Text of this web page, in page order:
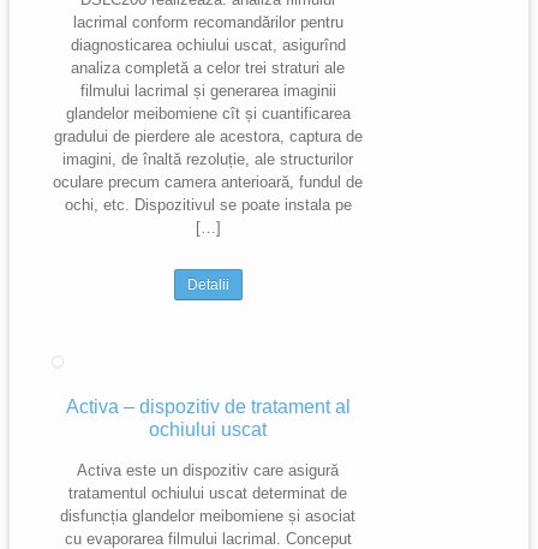
lacrimal conform recomandărilor pentru
diagnosticarea ochiului uscat, asigurînd
analiza completă a celor trei straturi ale
filmului lacrimal și generarea imaginii
glandelor meibomiene cît și cuantificarea
gradului de pierdere ale acestora, captura de
imagini, de înaltă rezoluție, ale structurilor
oculare precum camera anterioară, fundul de
ochi, etc. Dispozitivul se poate instala pe
[…]
Detalii
Activa – dispozitiv de tratament al
ochiului uscat
Activa este un dispozitiv care asigură
tratamentul ochiului uscat determinat de
disfuncția glandelor meibomiene și asociat
cu evaporarea filmului lacrimal. Conceput